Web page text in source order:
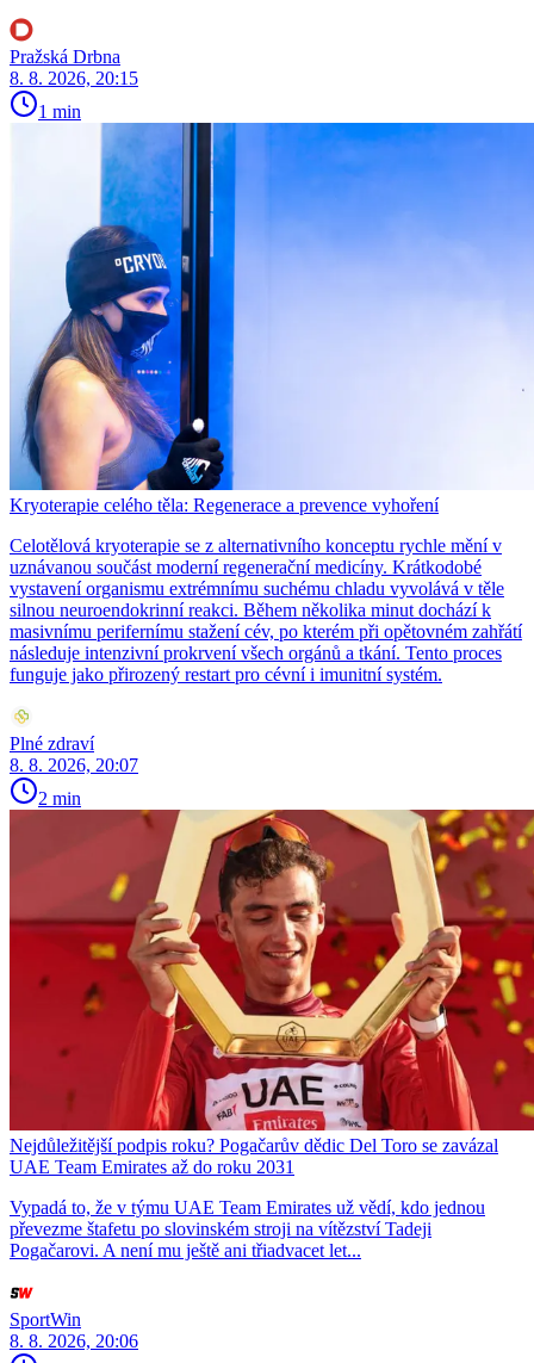
Pražská Drbna
8. 8. 2026, 20:15
1 min
Kryoterapie celého těla: Regenerace a prevence vyhoření
Celotělová kryoterapie se z alternativního konceptu rychle mění v
uznávanou součást moderní regenerační medicíny. Krátkodobé
vystavení organismu extrémnímu suchému chladu vyvolává v těle
silnou neuroendokrinní reakci. Během několika minut dochází k
masivnímu perifernímu stažení cév, po kterém při opětovném zahřátí
následuje intenzivní prokrvení všech orgánů a tkání. Tento proces
funguje jako přirozený restart pro cévní i imunitní systém.
Plné zdraví
8. 8. 2026, 20:07
2 min
Nejdůležitější podpis roku? Pogačarův dědic Del Toro se zavázal
UAE Team Emirates až do roku 2031
Vypadá to, že v týmu UAE Team Emirates už vědí, kdo jednou
převezme štafetu po slovinském stroji na vítězství Tadeji
Pogačarovi. A není mu ještě ani třiadvacet let...
SportWin
8. 8. 2026, 20:06